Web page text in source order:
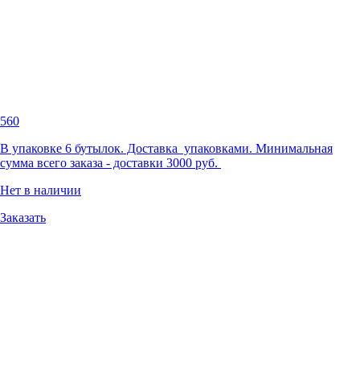
560
В упаковке 6 бутылок. Доставка упаковками. Минимальная
сумма всего заказа - доставки 3000 руб.
Нет в наличии
Заказать